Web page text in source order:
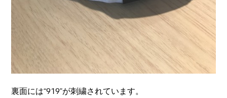
裏面には“919”が刺繍されています。